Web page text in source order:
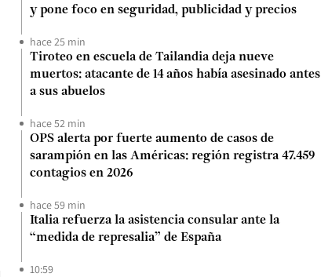
y pone foco en seguridad, publicidad y precios
hace 25 min
Tiroteo en escuela de Tailandia deja nueve
muertos: atacante de 14 años había asesinado antes
a sus abuelos
hace 52 min
OPS alerta por fuerte aumento de casos de
sarampión en las Américas: región registra 47.459
contagios en 2026
hace 59 min
Italia refuerza la asistencia consular ante la
“medida de represalia” de España
10:59